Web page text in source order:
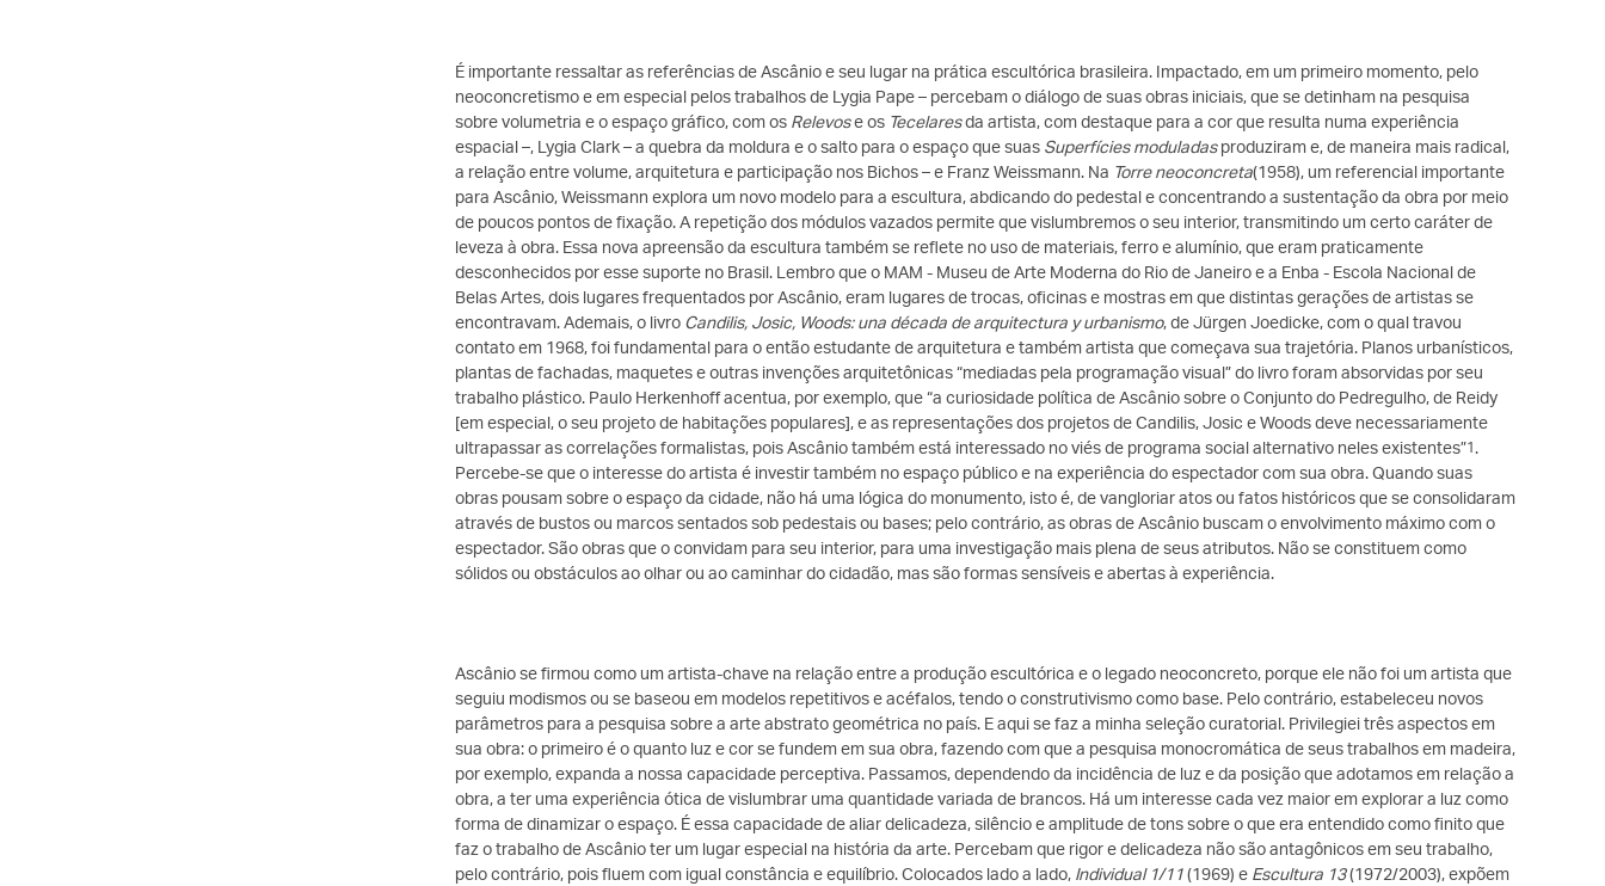
É importante ressaltar as referências de Ascânio e seu lugar na prática escultórica brasileira. Impactado, em um primeiro momento, pelo
neoconcretismo e em especial pelos trabalhos de Lygia Pape – percebam o diálogo de suas obras iniciais, que se detinham na pesquisa
sobre volumetria e o espaço gráfico, com os Relevose os Tecelaresda artista, com destaque para a cor que resulta numa experiência
espacial –, Lygia Clark – a quebra da moldura e o salto para o espaço que suas Superfícies moduladasproduziram e, de maneira mais radical,
a relação entre volume, arquitetura e participação nos Bichos – e Franz Weissmann. Na Torre neoconcreta(1958), um referencial importante
para Ascânio, Weissmann explora um novo modelo para a escultura, abdicando do pedestal e concentrando a sustentação da obra por meio
de poucos pontos de fixação. A repetição dos módulos vazados permite que vislumbremos o seu interior, transmitindo um certo caráter de
leveza à obra. Essa nova apreensão da escultura também se reflete no uso de materiais, ferro e alumínio, que eram praticamente
desconhecidos por esse suporte no Brasil. Lembro que o MAM - Museu de Arte Moderna do Rio de Janeiro e a Enba - Escola Nacional de
Belas Artes, dois lugares frequentados por Ascânio, eram lugares de trocas, oficinas e mostras em que distintas gerações de artistas se
encontravam. Ademais, o livro Candilis, Josic, Woods: una década de arquitectura y urbanismo, de Jürgen Joedicke, com o qual travou
contato em 1968, foi fundamental para o então estudante de arquitetura e também artista que começava sua trajetória. Planos urbanísticos,
plantas de fachadas, maquetes e outras invenções arquitetônicas “mediadas pela programação visual” do livro foram absorvidas por seu
trabalho plástico. Paulo Herkenhoff acentua, por exemplo, que “a curiosidade política de Ascânio sobre o Conjunto do Pedregulho, de Reidy
[em especial, o seu projeto de habitações populares], e as representações dos projetos de Candilis, Josic e Woods deve necessariamente
ultrapassar as correlações formalistas, pois Ascânio também está interessado no viés de programa social alternativo neles existentes”1 .
Percebe-se que o interesse do artista é investir também no espaço público e na experiência do espectador com sua obra. Quando suas
obras pousam sobre o espaço da cidade, não há uma lógica do monumento, isto é, de vangloriar atos ou fatos históricos que se consolidaram
através de bustos ou marcos sentados sob pedestais ou bases; pelo contrário, as obras de Ascânio buscam o envolvimento máximo com o
espectador. São obras que o convidam para seu interior, para uma investigação mais plena de seus atributos. Não se constituem como
sólidos ou obstáculos ao olhar ou ao caminhar do cidadão, mas são formas sensíveis e abertas à experiência.
Ascânio se firmou como um artista-chave na relação entre a produção escultórica e o legado neoconcreto, porque ele não foi um artista que
seguiu modismos ou se baseou em modelos repetitivos e acéfalos, tendo o construtivismo como base. Pelo contrário, estabeleceu novos
parâmetros para a pesquisa sobre a arte abstrato geométrica no país. E aqui se faz a minha seleção curatorial. Privilegiei três aspectos em
sua obra: o primeiro é o quanto luz e cor se fundem em sua obra, fazendo com que a pesquisa monocromática de seus trabalhos em madeira,
por exemplo, expanda a nossa capacidade perceptiva. Passamos, dependendo da incidência de luz e da posição que adotamos em relação a
obra, a ter uma experiência ótica de vislumbrar uma quantidade variada de brancos. Há um interesse cada vez maior em explorar a luz como
forma de dinamizar o espaço. É essa capacidade de aliar delicadeza, silêncio e amplitude de tons sobre o que era entendido como finito que
faz o trabalho de Ascânio ter um lugar especial na história da arte. Percebam que rigor e delicadeza não são antagônicos em seu trabalho,
pelo contrário, pois fluem com igual constância e equilíbrio. Colocados lado a lado, Individual 1/11(1969) e Escultura 13(1972/2003), expõem